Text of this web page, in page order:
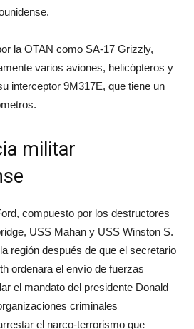
la OTAN como SA-17 Grizzly,
varios aviones, helicópteros y
interceptor 9M317E, que tiene un
militar
compuesto por los destructores
USS Mahan y USS Winston S.
región después de que el secretario
ordenara el envío de fuerzas
el mandato del presidente Donald
criminales
el narco-terrorismo que